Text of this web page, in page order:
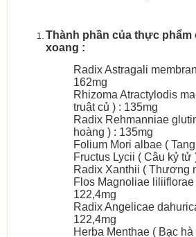
Thành phần của thực
xoang :
Radix Astragali
162mg
Rhizoma Atractylodis
truật củ ) : 135mg
Radix Rehmanniae
hoàng ) : 135mg
Folium Mori albae (
Fructus Lycii ( Câu kỷ tử
Radix Xanthii ( Thương
Flos Magnoliae liliiflorae
122,4mg
Radix Angelicae
122,4mg
Herba Menthae ( Bạc hà